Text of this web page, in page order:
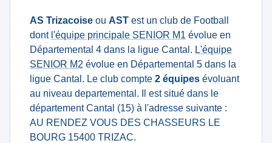
AS Trizacoise ou AST est un club de Football
dont l'équipe principale SENIOR M1 évolue en
Départemental 4 dans la ligue Cantal. L'équipe
SENIOR M2 évolue en Départemental 5 dans la
ligue Cantal. Le club compte 2 équipes évoluant
au niveau departemental. Il est situé dans le
département Cantal (15) à l'adresse suivante :
AU RENDEZ VOUS DES CHASSEURS LE
BOURG 15400 TRIZAC.